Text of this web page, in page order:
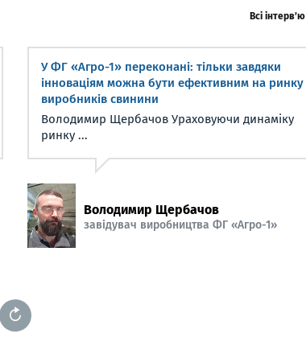
Всі інтерв’ю
У ФГ «Агро-1» переконані: тільки завдяки
інноваціям можна бути ефективним на ринку
виробників свинини
Володимир Щербачов Ураховуючи динаміку
ринку ...
Володимир Щербачов
завідувач виробництва ФГ «Агро-1»